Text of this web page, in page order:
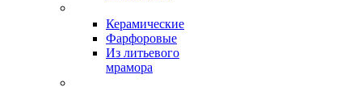
Керамические
Фарфоровые
Из литьевого
мрамора